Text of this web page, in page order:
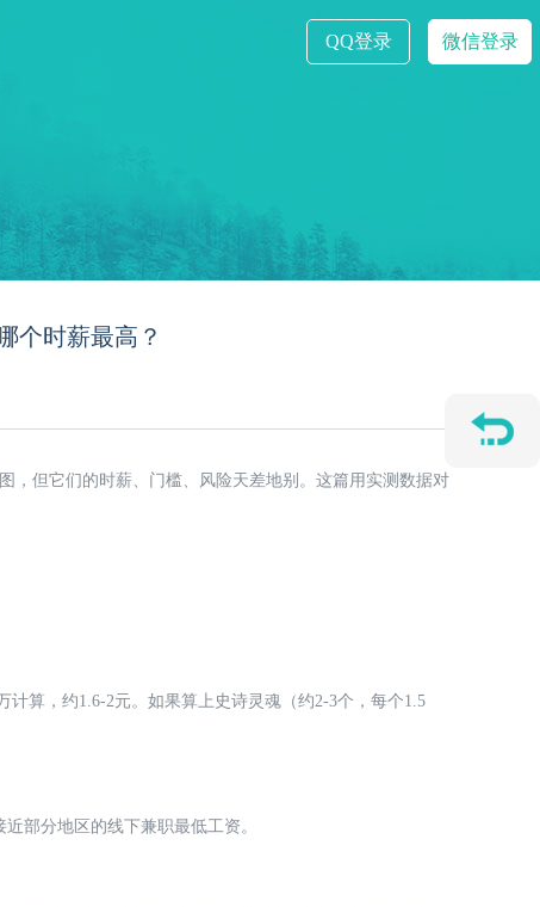
QQ登录 微信登录
个时薪最高？
，但它们的时薪、门槛、风险天差地别。这篇用实测数据对
计算，约1.6-2元。如果算上史诗灵魂（约2-3个，每个1.5
部分地区的线下兼职最低工资。